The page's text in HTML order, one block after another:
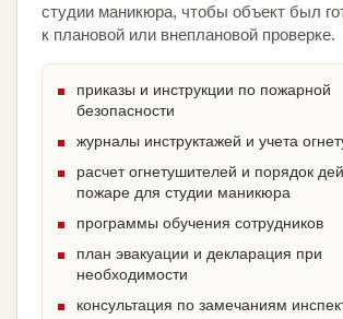
студии маникюра, чтобы объект был
к плановой или внеплановой проверке.
приказы и инструкции по пожарной
безопасности
журналы инструктажей и учета
расчет огнетушителей и порядок
пожаре для студии маникюра
программы обучения сотрудников
план эвакуации и декларация при
необходимости
консультация по замечаниям